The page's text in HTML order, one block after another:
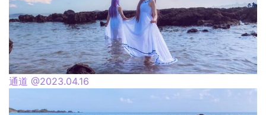
通道 @2023.04.16